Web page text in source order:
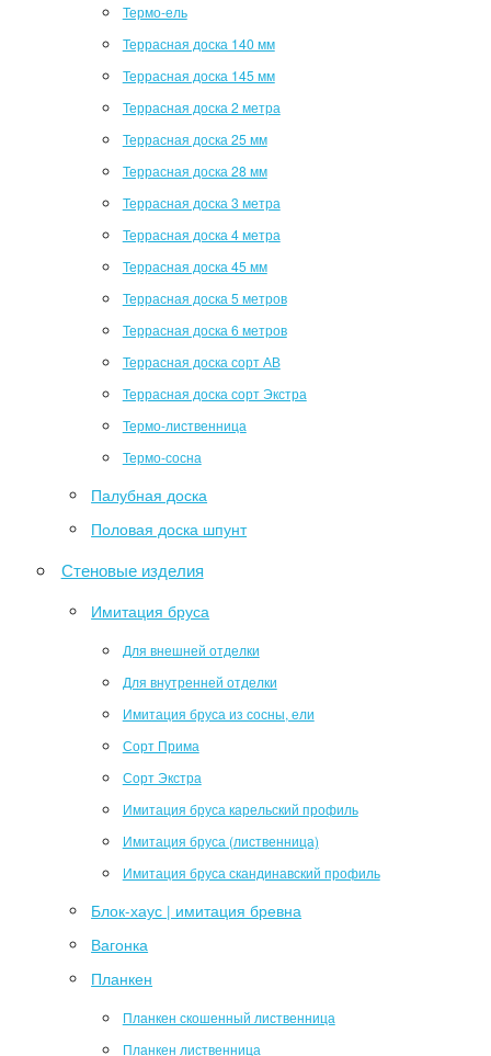
Термо-ель
Террасная доска 140 мм
Террасная доска 145 мм
Террасная доска 2 метра
Террасная доска 25 мм
Террасная доска 28 мм
Террасная доска 3 метра
Террасная доска 4 метра
Террасная доска 45 мм
Террасная доска 5 метров
Террасная доска 6 метров
Террасная доска сорт АВ
Террасная доска сорт Экстра
Термо-лиственница
Термо-сосна
Палубная доска
Половая доска шпунт
Стеновые изделия
Имитация бруса
Для внешней отделки
Для внутренней отделки
Имитация бруса из сосны, ели
Сорт Прима
Сорт Экстра
Имитация бруса карельский профиль
Имитация бруса (лиственница)
Имитация бруса скандинавский профиль
Блок-хаус | имитация бревна
Вагонка
Планкен
Планкен скошенный лиственница
Планкен лиственница